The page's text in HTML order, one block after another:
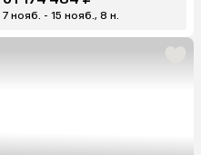
7 нояб. - 15 нояб., 8 н.